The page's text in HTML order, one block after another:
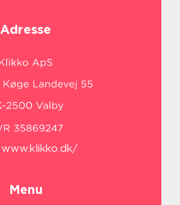
Adresse
www.klikko.dk/
Menu